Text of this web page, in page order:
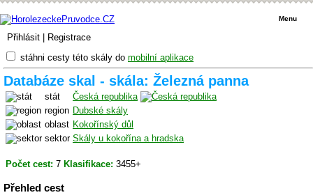
Přihlásit Registrace
Menu
stáhni cesty této skály do mobilní aplikace
Databáze skal - skála: Železná panna
stát
Česká republika
region Dubské skály
oblast Kokořínský důl
sektor Skály u kokořína a hradska
Počet cest: 7 Klasifikace: 3455+
Přehled cest